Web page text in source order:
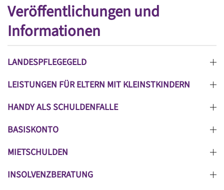
Veröffentlichungen und
Informationen
LANDESPFLEGEGELD
LEISTUNGEN FÜR ELTERN MIT KLEINSTKINDERN
HANDY ALS SCHULDENFALLE
BASISKONTO
MIETSCHULDEN
INSOLVENZBERATUNG